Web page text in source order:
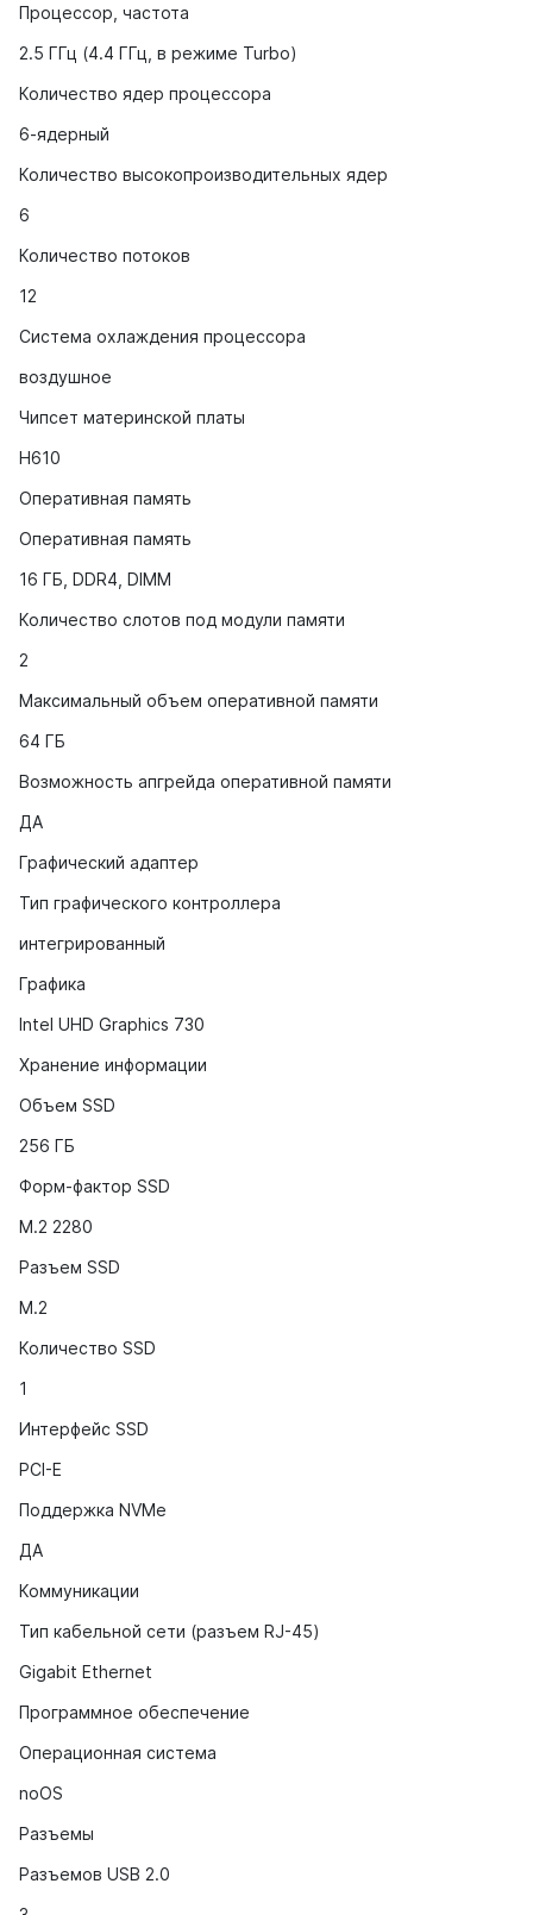
Процессор, частота
2.5 ГГц (4.4 ГГц, в режиме Turbo)
Количество ядер процессора
6-ядерный
Количество высокопроизводительных ядер
6
Количество потоков
12
Система охлаждения процессора
воздушное
Чипсет материнской платы
H610
Оперативная память
Оперативная память
16 ГБ, DDR4, DIMM
Количество слотов под модули памяти
2
Максимальный объем оперативной памяти
64 ГБ
Возможность апгрейда оперативной памяти
ДА
Графический адаптер
Тип графического контроллера
интегрированный
Графика
Intel UHD Graphics 730
Хранение информации
Объем SSD
256 ГБ
Форм-фактор SSD
M.2 2280
Разъем SSD
M.2
Количество SSD
1
Интерфейс SSD
PCI-E
Поддержка NVMe
ДА
Коммуникации
Тип кабельной сети (разъем RJ-45)
Gigabit Ethernet
Программное обеспечение
Операционная система
noOS
Разъемы
Разъемов USB 2.0